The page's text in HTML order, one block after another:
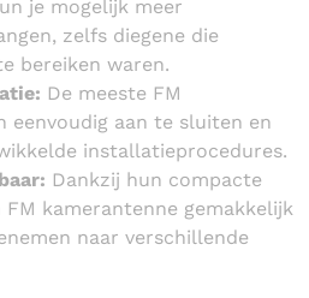
je mogelijk meer
zelfs diegene die
bereiken waren.
De meeste FM
eenvoudig aan te sluiten en
installatieprocedures.
Dankzij hun compacte
kamerantenne gemakkelijk
naar verschillende